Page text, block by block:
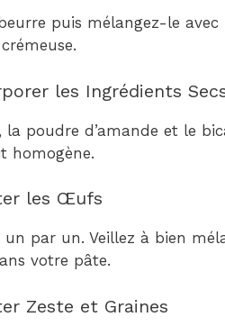
puis mélangez-le
les Ingrédients
la poudre d’amande et le
homogène.
les Œufs
par un. Veillez à bien
votre pâte.
Zeste et Graines